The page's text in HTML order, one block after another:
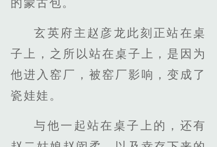
的蒙古包。
玄英府主赵彦龙此刻正站在桌
子上，之所以站在桌子上，是因为
他进入窑厂，被窑厂影响，变成了
瓷娃娃。
与他一起站在桌子上的，还有